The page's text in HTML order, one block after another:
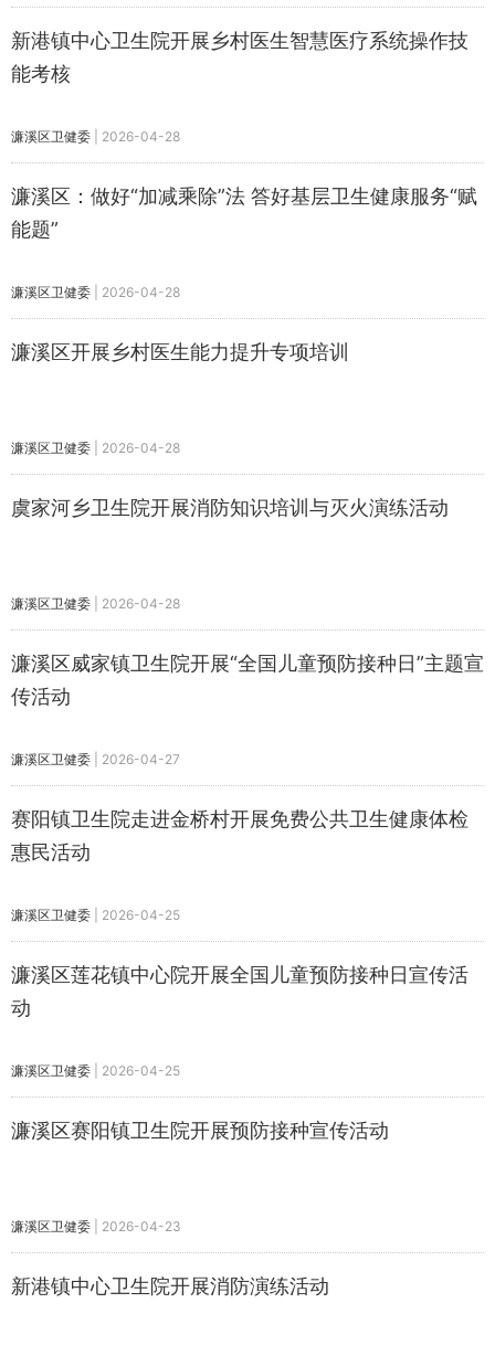
新港镇中心卫生院开展乡村医生智慧医疗系统操作技
能考核
濂溪区卫健委 2026-04-28
濂溪区：做好“加减乘除”法 答好基层卫生健康服务“赋
能题”
濂溪区卫健委 2026-04-28
濂溪区开展乡村医生能力提升专项培训
濂溪区卫健委 2026-04-28
虞家河乡卫生院开展消防知识培训与灭火演练活动
濂溪区卫健委 2026-04-28
濂溪区威家镇卫生院开展“全国儿童预防接种日”主题宣
传活动
濂溪区卫健委 2026-04-27
赛阳镇卫生院走进金桥村开展免费公共卫生健康体检
惠民活动
濂溪区卫健委 2026-04-25
濂溪区莲花镇中心院开展全国儿童预防接种日宣传活
动
濂溪区卫健委 2026-04-25
濂溪区赛阳镇卫生院开展预防接种宣传活动
濂溪区卫健委 2026-04-23
新港镇中心卫生院开展消防演练活动